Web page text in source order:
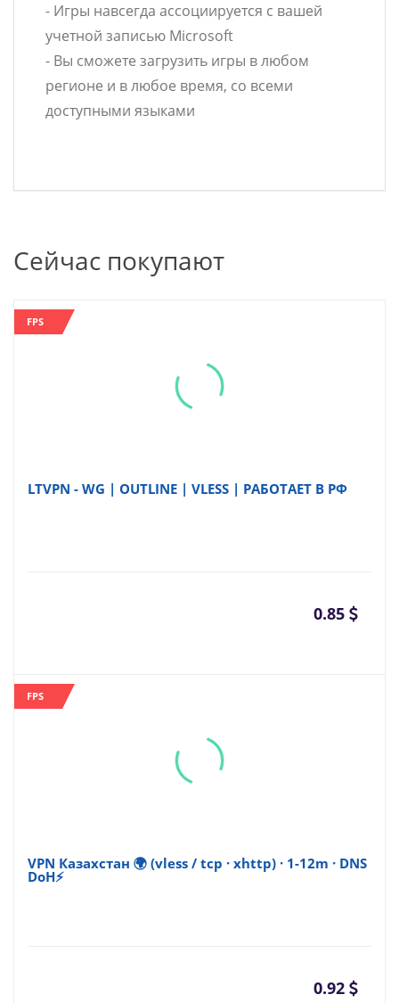
- Игры навсегда ассоциируется с вашей
учетной записью Microsoft
- Вы сможете загрузить игры в любом
регионе и в любое время, со всеми
доступными языками
Сейчас покупают
FPS
LTVPN - WG | OUTLINE | VLESS | РАБОТАЕТ В РФ
0.85
FPS
VPN Казахстан 🌍 (vless / tcp · xhttp) · 1-12m · DNS
DoH⚡
0.92